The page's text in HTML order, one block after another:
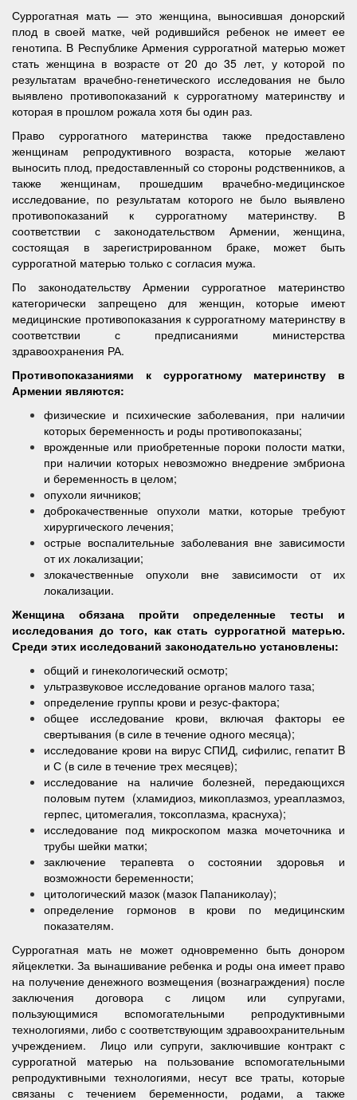
Суррогатная мать — это женщина, выносившая донорский
плод в своей матке, чей родившийся ребенок не имеет ее
генотипа. В Республике Армения суррогатной матерью может
стать женщина в возрасте от 20 до 35 лет, у которой по
результатам врачебно-генетического исследования не было
выявлено противопоказаний к суррогатному материнству и
которая в прошлом рожала хотя бы один раз.
Право суррогатного материнства также предоставлено
женщинам репродуктивного возраста, которые желают
выносить плод, предоставленный со стороны родственников, а
также женщинам, прошедшим врачебно-медицинское
исследование, по результатам которого не было выявлено
противопоказаний к суррогатному материнству. В
соответствии с законодательством Армении, женщина,
состоящая в зарегистрированном браке, может быть
суррогатной матерью только с согласия мужа.
По законодательству Армении суррогатное материнство
категорически запрещено для женщин, которые имеют
медицинские противопоказания к суррогатному материнству в
соответствии с предписаниями министерства
здравоохранения РА.
Противопоказаниями к суррогатному материнству в
Армении являются:
физические и психические заболевания, при наличии
которых беременность и роды противопоказаны;
врожденные или приобретенные пороки полости матки,
при наличии которых невозможно внедрение эмбриона
и беременность в целом;
опухоли яичников;
доброкачественные опухоли матки, которые требуют
хирургического лечения;
острые воспалительные заболевания вне зависимости
от их локализации;
злокачественные опухоли вне зависимости от их
локализации.
Женщина обязана пройти определенные тесты и
исследования до того, как стать суррогатной матерью.
Среди этих исследований законодательно установлены:
общий и гинекологический осмотр;
ультразвуковое исследование органов малого таза;
определение группы крови и резус-фактора;
общее исследование крови, включая факторы ее
свертывания (в силе в течение одного месяца);
исследование крови на вирус СПИД, сифилис, гепатит B
и С (в силе в течение трех месяцев);
исследование на наличие болезней, передающихся
половым путем (хламидиоз, микоплазмоз, уреаплазмоз,
герпес, цитомегалия, токсоплазма, краснуха);
исследование под микроскопом мазка мочеточника и
трубы шейки матки;
заключение терапевта о состоянии здоровья и
возможности беременности;
цитологический мазок (мазок Папаниколау);
определение гормонов в крови по медицинским
показателям.
Суррогатная мать не может одновременно быть донором
яйцеклетки. За вынашивание ребенка и роды она имеет право
на получение денежного возмещения (вознаграждения) после
заключения договора с лицом или супругами,
пользующимися вспомогательными репродуктивными
технологиями, либо с соответствующим здравоохранительным
учреждением. Лицо или супруги, заключившие контракт с
суррогатной матерью на пользование вспомогательными
репродуктивными технологиями, несут все траты, которые
связаны с течением беременности, родами, а также